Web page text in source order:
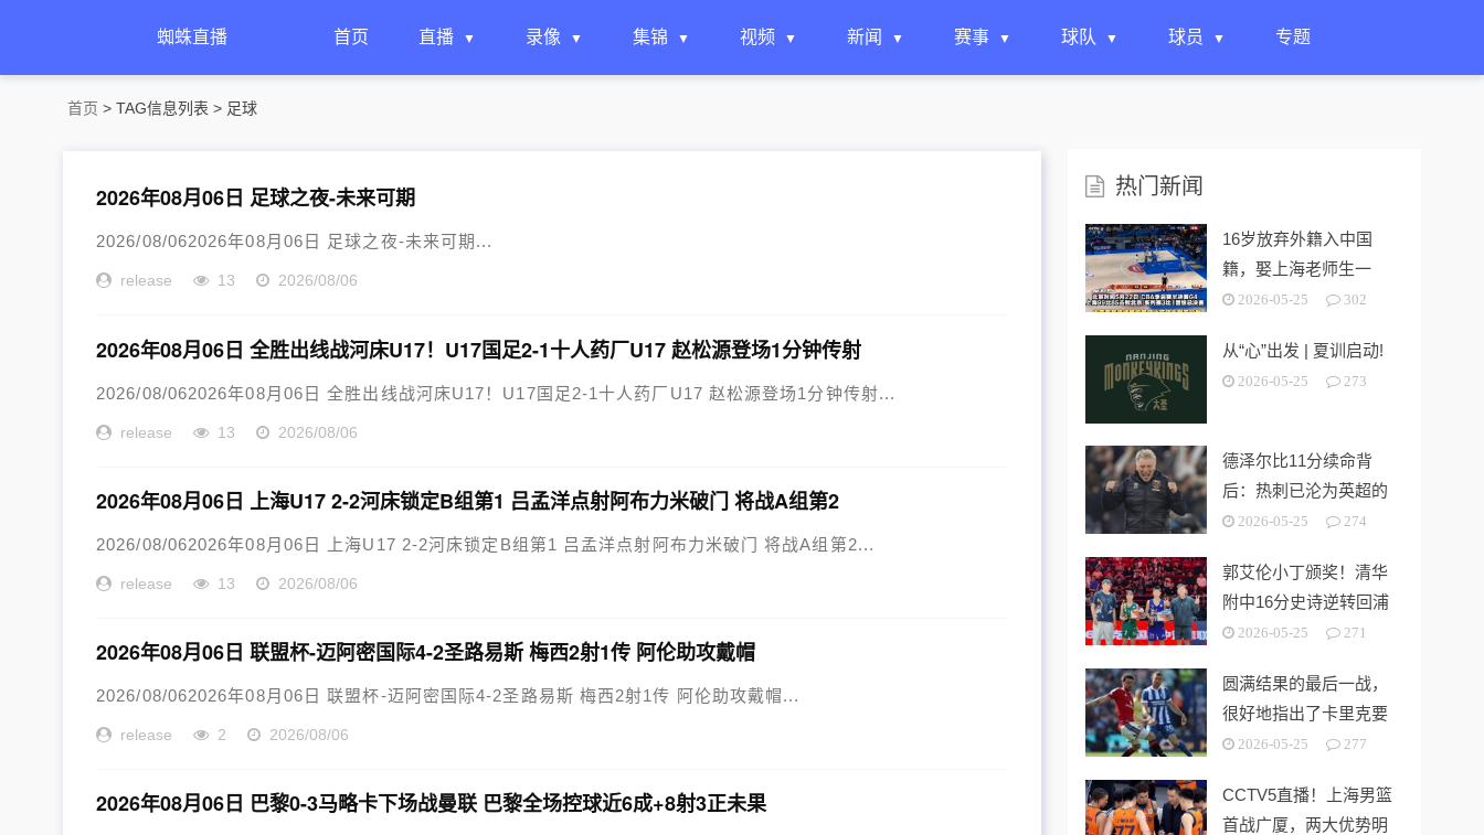
蜘蛛直播 首页 直播 录像 集锦 视频 新闻 赛事 球队 球员 专题
首页 > TAG信息列表 > 足球
2026年08月06日 足球之夜-未来可期
2026/08/062026年08月06日 足球之夜-未来可期...
release 13 2026/08/06
2026年08月06日 全胜出线战河床U17！U17国足2-1十人药厂U17 赵松源登场1分钟传射
2026/08/062026年08月06日 全胜出线战河床U17！U17国足2-1十人药厂U17 赵松源登场1分钟传射...
release 13 2026/08/06
2026年08月06日 上海U17 2-2河床锁定B组第1 吕孟洋点射阿布力米破门 将战A组第2
2026/08/062026年08月06日 上海U17 2-2河床锁定B组第1 吕孟洋点射阿布力米破门 将战A组第2...
release 13 2026/08/06
2026年08月06日 联盟杯-迈阿密国际4-2圣路易斯 梅西2射1传 阿伦助攻戴帽
2026/08/062026年08月06日 联盟杯-迈阿密国际4-2圣路易斯 梅西2射1传 阿伦助攻戴帽...
release 2 2026/08/06
2026年08月06日 巴黎0-3马略卡下场战曼联 巴黎全场控球近6成+8射3正未果
热门新闻
16岁放弃外籍入中国
籍，娶上海老师生一
女，24岁帮上海男篮进
2026-05-25 302
从“心”出发 | 夏训启动!
2026-05-25 273
德泽尔比11分续命背
后：热刺已沦为英超的
“系统性风险样本”！
2026-05-25 274
郭艾伦小丁颁奖！清华
附中16分史诗逆转回浦
中学 时隔5年夺第15冠
2026-05-25 271
圆满结果的最后一战，
很好地指出了卡里克要
解决的终极问题
2026-05-25 277
CCTV5直播！上海男篮
首战广厦，两大优势明